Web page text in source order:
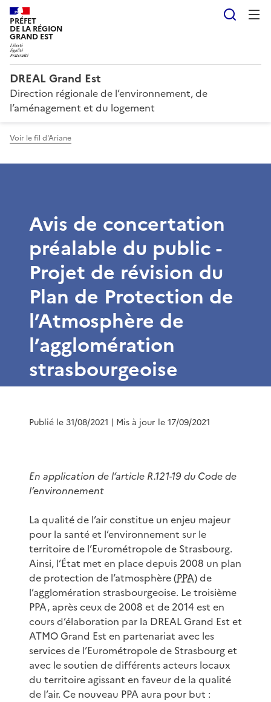
PRÉFET
DE LA RÉGION
GRAND EST
DREAL Grand Est
Direction régionale de l’environnement, de
l’aménagement et du logement
Voir le fil d'Ariane
Avis de concertation
préalable du public -
Projet de révision du
Plan de Protection de
l’Atmosphère de
l’agglomération
strasbourgeoise
Publié le 31/08/2021 | Mis à jour le 17/09/2021
En application de l’article R.121-19 du Code de
l’environnement
La qualité de l’air constitue un enjeu majeur
pour la santé et l’environnement sur le
territoire de l’Eurométropole de Strasbourg.
Ainsi, l’État met en place depuis 2008 un plan
de protection de l’atmosphère (PPA) de
l’agglomération strasbourgeoise. Le troisième
PPA, après ceux de 2008 et de 2014 est en
cours d’élaboration par la DREAL Grand Est et
ATMO Grand Est en partenariat avec les
services de l’Eurométropole de Strasbourg et
avec le soutien de différents acteurs locaux
du territoire agissant en faveur de la qualité
de l’air. Ce nouveau PPA aura pour but :